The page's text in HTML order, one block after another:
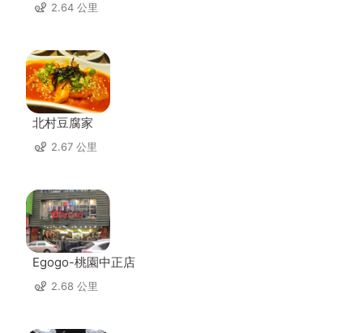
2.64 公里
北村豆腐家
2.67 公里
Egogo-桃園中正店
2.68 公里